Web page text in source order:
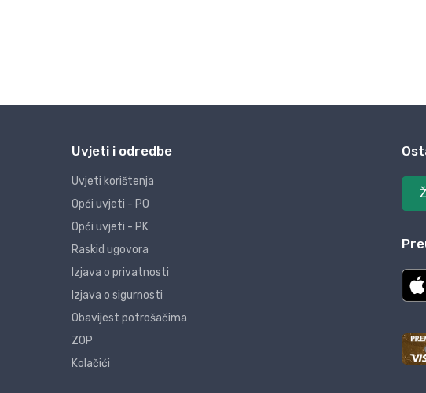
Uvjeti i odredbe
Uvjeti korištenja
Opći uvjeti - PO
Opći uvjeti - PK
Raskid ugovora
Izjava o privatnosti
Izjava o sigurnosti
Obavijest potrošačima
ZOP
Kolačići